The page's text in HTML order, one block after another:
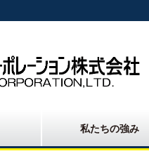
私たちの強み